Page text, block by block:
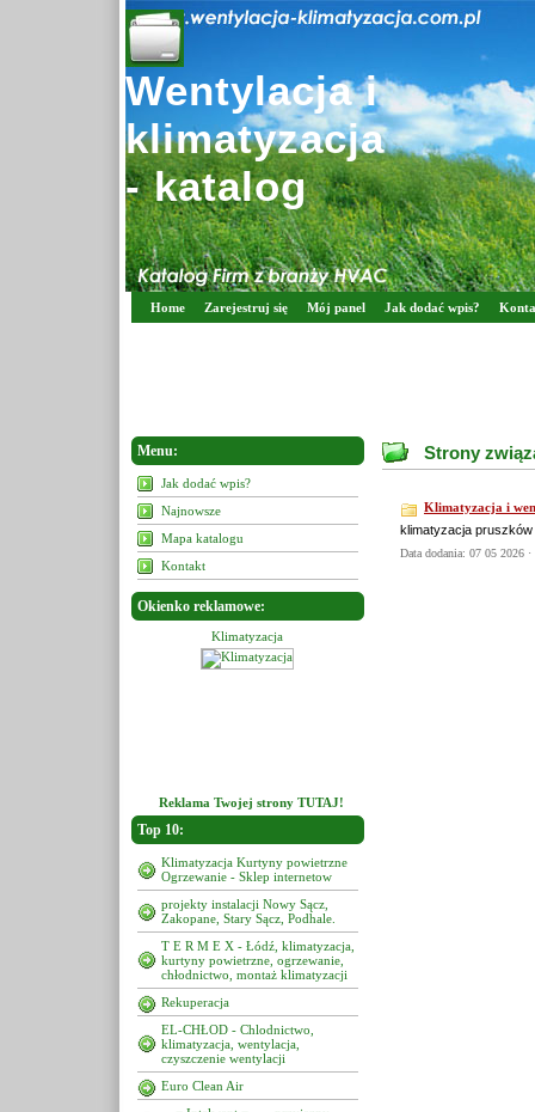
Wentylacja i
klimatyzacja
- katalog
Home Zarejestruj się Mój panel Jak dodać wpis?
Menu:
Jak dodać wpis?
Najnowsze
Mapa katalogu
Kontakt
Okienko reklamowe:
Klimatyzacja
Reklama Twojej strony TUTAJ!
Top 10:
Klimatyzacja Kurtyny powietrzne
Ogrzewanie - Sklep internetow
projekty instalacji Nowy Sącz,
Zakopane, Stary Sącz, Podhale.
T E R M E X - Łódź, klimatyzacja,
kurtyny powietrzne, ogrzewanie,
chłodnictwo, montaż klimatyzacji
Rekuperacja
EL-CHŁOD - Chlodnictwo,
klimatyzacja, wentylacja,
czyszczenie wentylacji
Euro Clean Air
Strony
Klimatyzacja i
klimatyzacja
Data dodania: 07 05 2026 ·